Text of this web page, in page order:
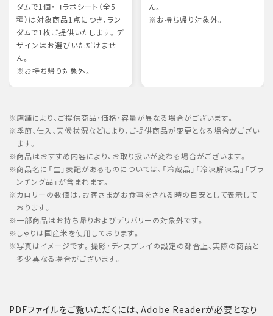
ダムで1個・コラボシート（全5
種）は対象商品1点につき、ラン
ダムで1枚ご提供いたします。デ
ザインはお選びいただけませ
ん。
※お持ち帰り対象外。
ん。
※お持ち帰り対象外。
店舗により、ご提供商品・価格・容量が異なる場合がございます。
季節、仕入、天候状況などにより、ご提供商品が変更となる場合がござい
ます。
商品はおすすめ内容により、お取り扱いが変わる場合がございます。
商品名に「生」表記があるものについては、「冷蔵品」「冷凍解凍品」「ブラ
ンチング品」が含まれます。
カロリーの数値は、お客さまがお食事をされる時の目安として表示して
おります。
一部商品はお持ち帰りおよびデリバリーの対象外です。
しゃりは国産米を使用しております。
写真はイメージです。撮影・ディスプレイの設定の都合上、実際の商品と
多少異なる場合がございます。
PDFファイルをご覧いただくには、Adobe Readerが必要となり